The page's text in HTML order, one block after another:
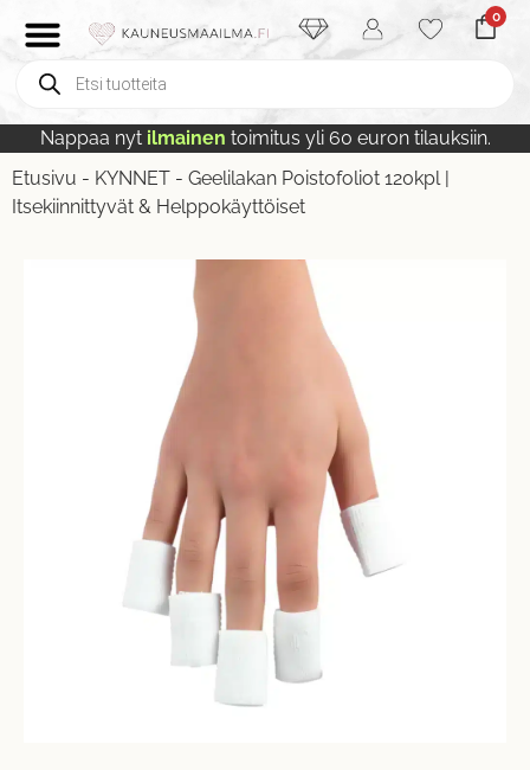
0
Nappaa nyt ilmainen toimitus yli 60 euron tilauksiin.
Etusivu - KYNNET - Geelilakan Poistofoliot 120kpl |
Itsekiinnittyvät & Helppokäyttöiset